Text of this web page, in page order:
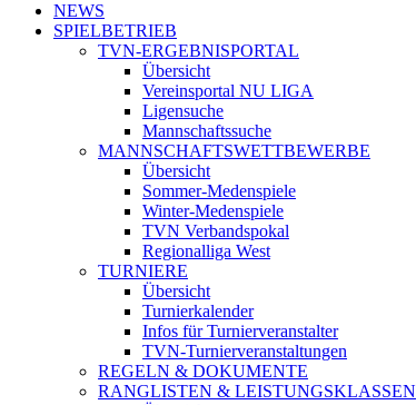
NEWS
SPIELBETRIEB
TVN-ERGEBNISPORTAL
Übersicht
Vereinsportal NU LIGA
Ligensuche
Mannschaftssuche
MANNSCHAFTSWETTBEWERBE
Übersicht
Sommer-Medenspiele
Winter-Medenspiele
TVN Verbandspokal
Regionalliga West
TURNIERE
Übersicht
Turnierkalender
Infos für Turnierveranstalter
TVN-Turnierveranstaltungen
REGELN & DOKUMENTE
RANGLISTEN & LEISTUNGSKLASSEN